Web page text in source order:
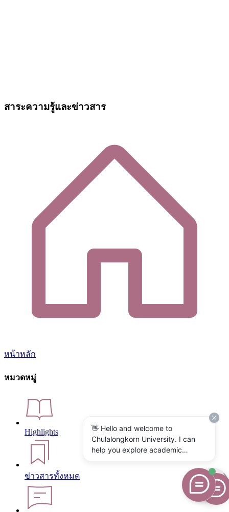
สาระความรู้และข่าวสาร
หน้าหลัก
หมวดหมู่
Highlights
ข่าวสารทั้งหมด
👋 Hello and welcome to
Chulalongkorn University. I can
help you explore academic